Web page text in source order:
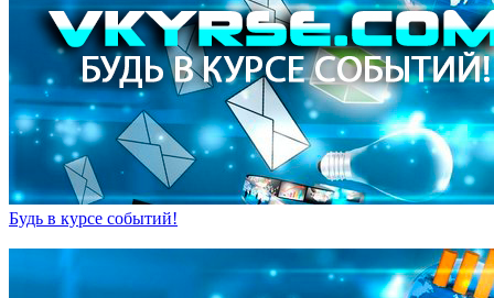
Будь в курсе событий!